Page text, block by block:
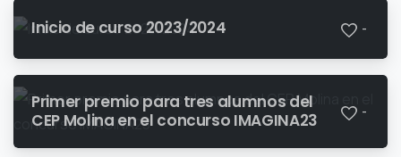
Inicio de curso 2023/2024 -
Primer premio para tres alumnos del
CEP Molina en el concurso IMAGINA23​
-